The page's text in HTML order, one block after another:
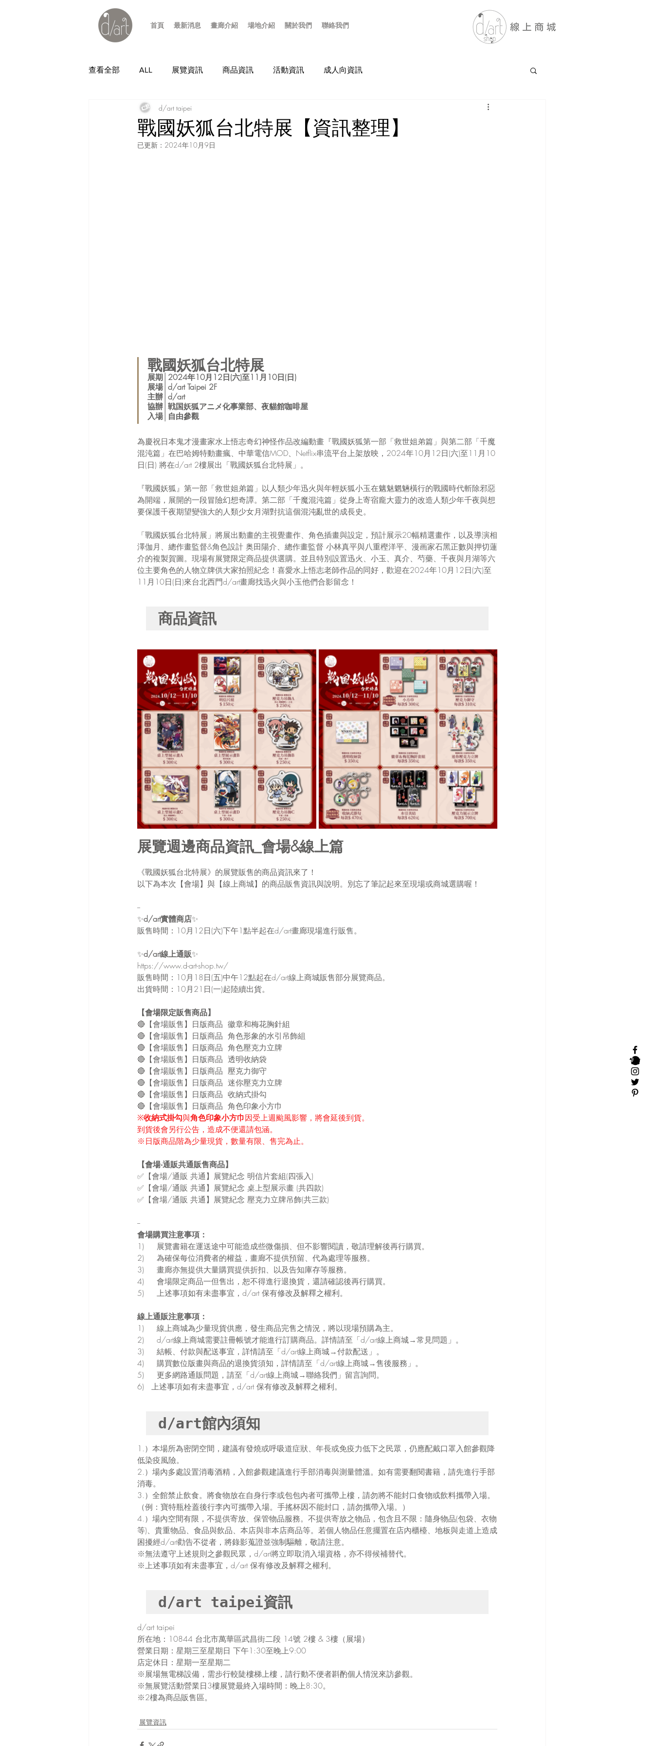
首頁 最新消息 畫廊介紹 場地介紹 關於我們 聯絡我們
查看全部 ALL 展覽資訊 商品資訊 活動資訊 成人向資訊
戰國妖狐台北特展【資訊整理】
d/art taipei
已更新： 2024年10月9日
戰國妖狐台北特展
展期│2024年10月12日(六)至11月10日(日)
展場│d/art Taipei 2F
主辦│d/art
協辦│戦国妖狐アニメ化事業部、夜貓館咖啡屋
入場│自由參觀
為慶祝日本鬼才漫畫家水上悟志奇幻神怪作品改編動畫『戰國妖狐第一部「救世姐弟篇」與第二部「千魔
混沌篇」在巴哈姆特動畫瘋、中華電信MOD、Netflix串流平台上架放映，2024年10月12日(六)至11月10
日(日) 將在d/art 2樓展出「戰國妖狐台北特展」。
『戰國妖狐』第一部「救世姐弟篇」以人類少年迅火與年輕妖狐小玉在魑魅魍魎橫行的戰國時代斬除邪惡
為開端，展開的一段冒險幻想奇譚。第二部「千魔混沌篇」從身上寄宿龐大靈力的改造人類少年千夜與想
要保護千夜期望變強大的人類少女月湖對抗這個混沌亂世的成長史。
「戰國妖狐台北特展」將展出動畫的主視覺畫作、角色插畫與設定，預計展示20幅精選畫作，以及導演相
澤伽月、總作畫監督&角色設計 奥田陽介、總作畫監督 小林真平與八重樫洋平、漫画家石黑正數與押切蓮
介的複製賀圖。現場有展覽限定商品提供選購。並且特別設置迅火、小玉、真介、芍藥、千夜與月湖等六
位主要角色的人物立牌供大家拍照紀念！喜愛水上悟志老師作品的同好，歡迎在2024年10月12日(六)至
11月10日(日)來台北西門d/art畫廊找迅火與小玉他們合影留念！
商品資訊
展覽週邊商品資訊_會場&線上篇
《戰國妖狐台北特展》的展覽販售的商品資訊來了！
以下為本次【會場】與【線上商城】的商品販售資訊與說明。別忘了筆記起來至現場或商城選購喔！
--
✨d/art實體商店✨
販售時間：10月12日(六)下午1點半起在d/art畫廊現場進行販售。
✨d/art線上通販✨
https://www.d-art-shop.tw/
販售時間：10月18日(五)中午12點起在d/art線上商城販售部分展覽商品。
出貨時間：10月21日(一)起陸續出貨。
【會場限定販售商品】
🔴【會場販售】日版商品  徽章和梅花胸針組
🔴【會場販售】日版商品  角色形象的水引吊飾組
🔴【會場販售】日版商品  角色壓克力立牌
🔴【會場販售】日版商品  透明收納袋
🔴【會場販售】日版商品  壓克力御守
🔴【會場販售】日版商品  迷你壓克力立牌
🔴【會場販售】日版商品  收納式掛勾
🔴【會場販售】日版商品  角色印象小方巾
※收納式掛勾與角色印象小方巾因受上週颱風影響，將會延後到貨。
到貨後會另行公告，造成不便還請包涵。
※日版商品階為少量現貨，數量有限、售完為止。
【會場‧通販共通販售商品】
✅【會場/通販 共通】展覽紀念 明信片套組(四張入)
✅【會場/通販 共通】展覽紀念 桌上型展示畫 (共四款)
✅【會場/通販 共通】展覽紀念 壓克力立牌吊飾(共三款)
--
會場購買注意事項：
1)	展覽書籍在運送途中可能造成些微傷損、但不影響閱讀，敬請理解後再行購買。
2)	為確保每位消費者的權益，畫廊不提供預留、代為處理等服務。
3)	畫廊亦無提供大量購買提供折扣、以及告知庫存等服務。
4)	會場限定商品一但售出，恕不得進行退換貨，還請確認後再行購買。
5)	上述事項如有未盡事宜，d/art 保有修改及解釋之權利。
線上通販注意事項：
1)	線上商城為少量現貨供應，發生商品完售之情況，將以現場預購為主。
2)	d/art線上商城需要註冊帳號才能進行訂購商品。詳情請至「d/art線上商城→常見問題」。
3)	結帳、付款與配送事宜，詳情請至「d/art線上商城→付款配送」。
4)	購買數位版畫與商品的退換貨須知，詳情請至「d/art線上商城→售後服務」。
5)	更多網路通販問題，請至「d/art線上商城→聯絡我們」留言詢問。
6)   上述事項如有未盡事宜，d/art 保有修改及解釋之權利。
d/art館內須知
1.）本場所為密閉空間，建議有發燒或呼吸道症狀、年長或免疫力低下之民眾，仍應配戴口罩入館參觀降
低染疫風險。
2.）場內多處設置消毒酒精，入館參觀建議進行手部消毒與測量體溫。如有需要翻閱書籍，請先進行手部
消毒。
3.）全館禁止飲食。將食物放在自身行李或包包內者可攜帶上樓，請勿將不能封口食物或飲料攜帶入場。
（例：寶特瓶栓蓋後行李內可攜帶入場。手搖杯因不能封口，請勿攜帶入場。）
4.）場內空間有限，不提供寄放、保管物品服務。不提供寄放之物品，包含且不限：隨身物品(包袋、衣物
等)、貴重物品、食品與飲品、本店與非本店商品等。若個人物品任意擺置在店內櫃檯、地板與走道上造成
困擾經d/art勸告不從者，將錄影蒐證並強制驅離，敬請注意。
※無法遵守上述規則之參觀民眾，d/art將立即取消入場資格，亦不得候補替代。
※上述事項如有未盡事宜，d/art 保有修改及解釋之權利。
d/art taipei資訊
d/art taipei
所在地：10844 台北市萬華區武昌街二段 14號 2樓 & 3樓（展場）
營業日期：星期三至星期日 下午1:30至晚上9:00
店定休日：星期一至星期二
※展場無電梯設備，需步行較陡樓梯上樓，請行動不便者斟酌個人情況來訪參觀。
※無展覽活動營業日3樓展覽最終入場時間：晚上8:30。
※2樓為商品販售區。
展覽資訊